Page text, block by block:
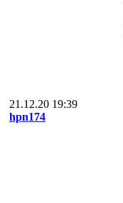
21.12.20 19:39
hpn174